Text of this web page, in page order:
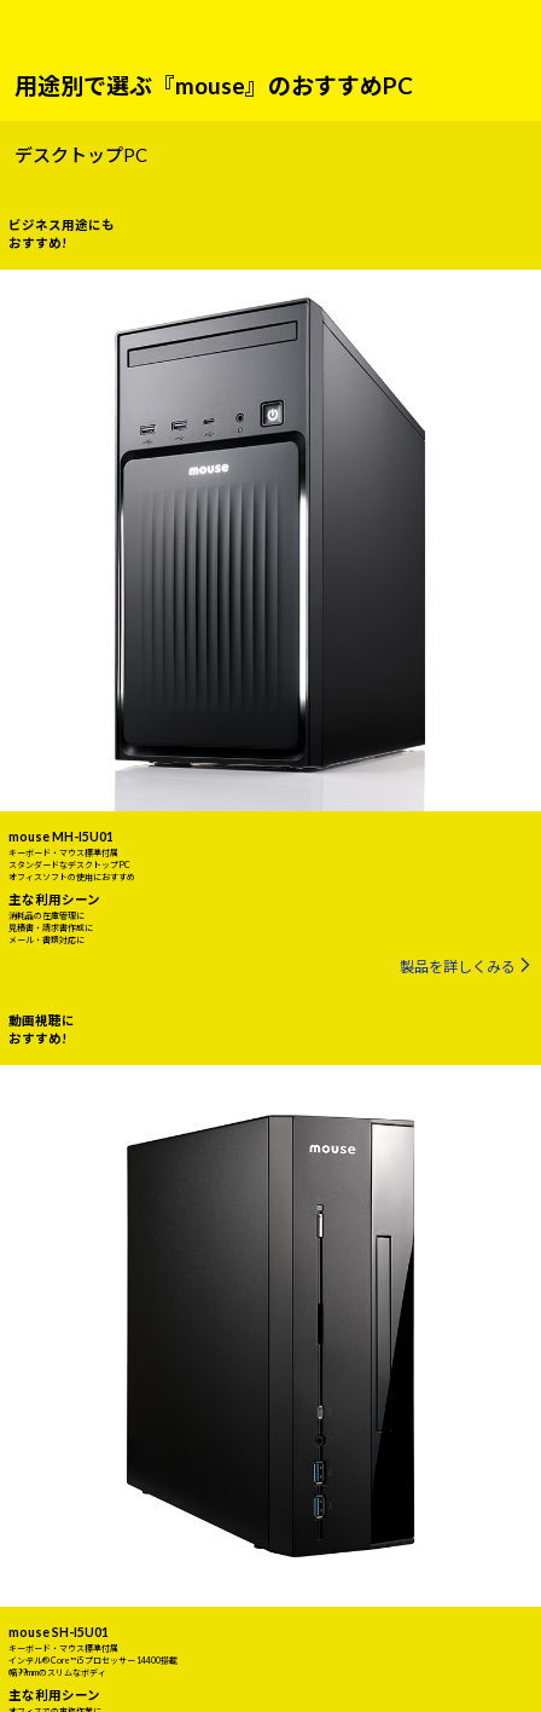
用途別で選ぶ『mouse』のおすすめPC
デスクトップPC
ビジネス用途にも
おすすめ!
mouse MH-I5U01
キーボード・マウス標準付属
スタンダードなデスクトップPC
オフィスソフトの使用におすすめ
主な利用シーン
消耗品の在庫管理に
見積書・請求書作成に
メール・書類対応に
製品を詳しくみる
動画視聴に
おすすめ!
mouse SH-I5U01
キーボード・マウス標準付属
インテル® Core™ i5 プロセッサー 14400搭載
幅99mmのスリムなボディ
主な利用シーン